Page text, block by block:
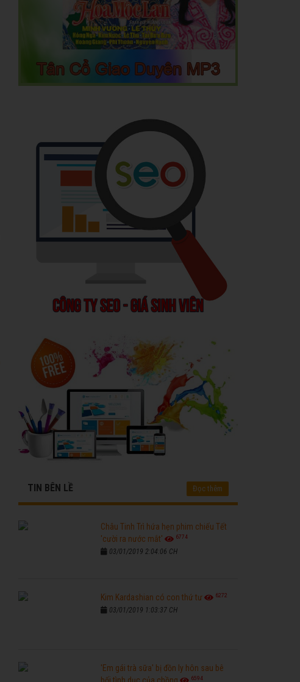
TIN BÊN LỀ Đọc thêm
Châu Tinh Trì hứa hẹn phim chiếu Tết
'cười ra nước mắt'
6774
03/01/2019 2:04:06 CH
Kim Kardashian có con thứ tư 6272
03/01/2019 1:03:37 CH
'Em gái trà sữa' bị đồn ly hôn sau bê
6594